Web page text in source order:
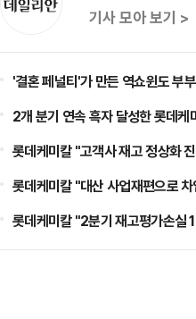
기사 모아 보기 >
'결혼 페널티'가 만든 역쇼윈도 부
2개 분기 연속 흑자 달성한 롯데
롯데케미칼 "고객사 재고 정상화
롯데케미칼 "대산 사업재편으로
롯데케미칼 "2분기 재고평가손